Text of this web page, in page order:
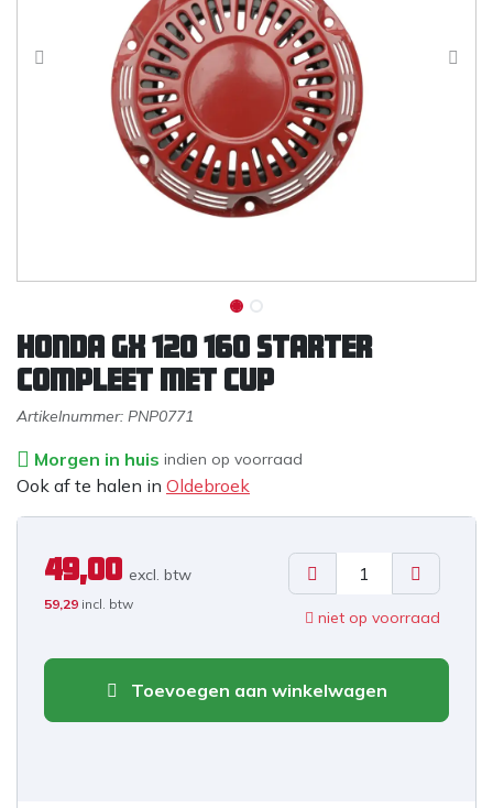
Honda GX 120 160 starter
compleet met cup
Artikelnummer: PNP0771
Morgen in huis indien op voorraad
Ook af te halen in Oldebroek
49,00 excl. btw
59,29 incl. btw
niet op voorraad
Toevoegen aan winkelwagen